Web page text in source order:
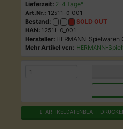
Lieferzeit: 2-4 Tage*
Art.Nr.: 12511-0_001
Bestand:
SOLD OUT
HAN: 12511-0_001
Hersteller: HERMANN-Spielwaren
Mehr Artikel von: HERMANN-
ARTIKELDATENBLATT